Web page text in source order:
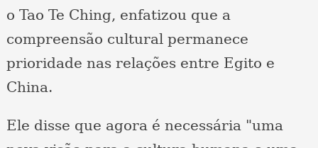
o Tao Te Ching, enfatizou que a
compreensão cultural permanece
prioridade nas relações entre Egito e
China.
Ele disse que agora é necessária "uma